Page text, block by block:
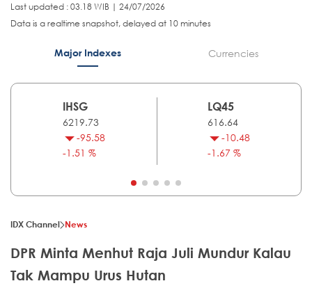
Last updated : 03.18 WIB | 24/07/2026
Data is a realtime snapshot, delayed at 10 minutes
Major Indexes Currencies
IHSG
6219.73
-95.58
-1.51 %
LQ45
616.64
-10.48
-1.67 %
IDX Channel News
DPR Minta Menhut Raja Juli Mundur Kalau
Tak Mampu Urus Hutan